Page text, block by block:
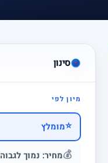
סינון
מיון לפי
⭐מומלץ
💰מחיר: נמוך לגבוה